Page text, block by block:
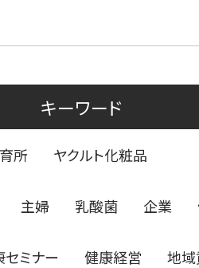
キーワード
所 ヤクルト化粧品
主婦 乳酸菌 企業
ミナー 健康経営 地